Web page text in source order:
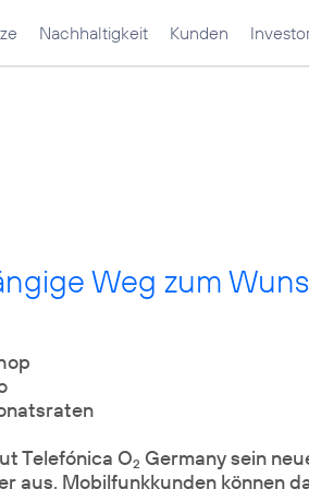
Nachhaltigkeit Kunden
Weg zum
Telefónica O2 Germany sein
aus. Mobilfunkkunden können